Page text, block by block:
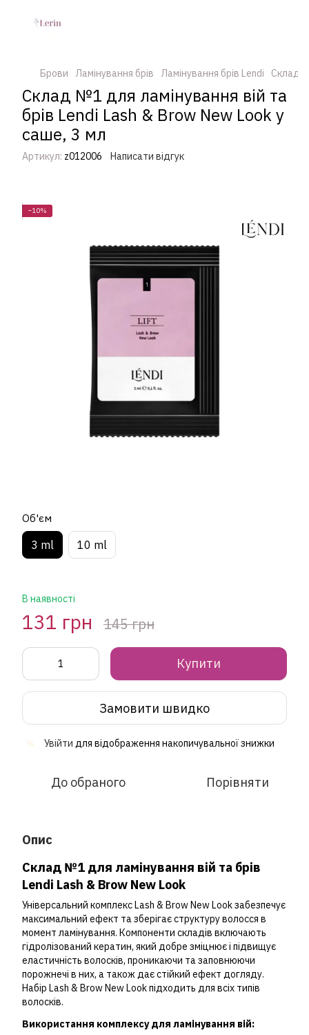
Брови Ламінування брів Ламінування брів Lendi Склад
Склад №1 для ламінування вій та
брів Lendi Lash & Brow New Look у
саше, 3 мл
Артикул: z012006 Написати відгук
−10%
Об'єм
3 ml 10 ml
В наявності
131 грн 145 грн
Купити
Замовити швидко
Увійти для відображення накопичувальної знижки
До обраного Порівняти
Опис
Склад №1 для ламінування вій та брів
Lendi Lash & Brow New Look
Універсальний комплекс Lash & Brow New Look забезпечує
максимальний ефект та зберігає структуру волосся в
момент ламінування. Компоненти складів включають
гідролізований кератин, який добре зміцнює і підвищує
еластичність волосків, проникаючи та заповнюючи
порожнечі в них, а також дає стійкий ефект догляду.
Набір Lash & Brow New Look підходить для всіх типів
волосків.
Використання комплексу для ламінування вій: